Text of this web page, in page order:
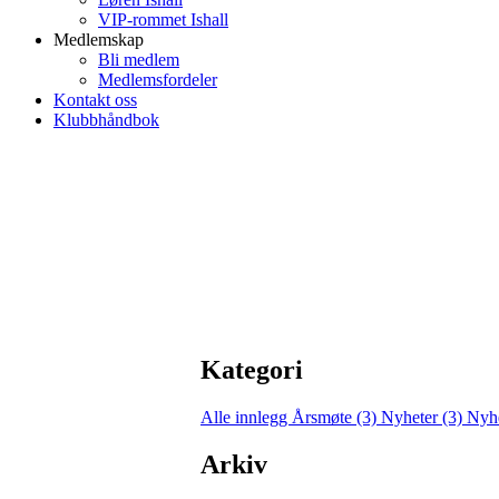
VIP-rommet Ishall
Medlemskap
Bli medlem
Medlemsfordeler
Kontakt oss
Klubbhåndbok
Kategori
Alle innlegg Årsmøte (3) Nyheter (3)
Arkiv